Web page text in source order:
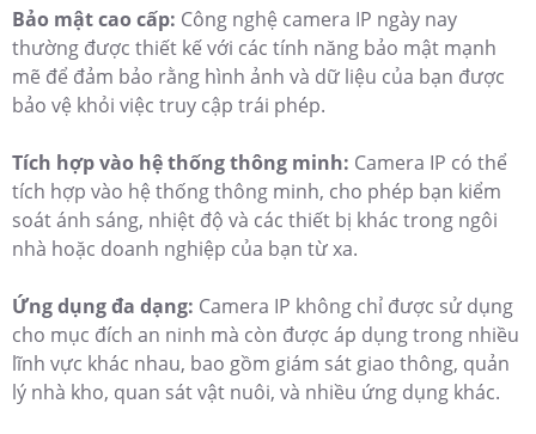
Bảo mật cao cấp: Công nghệ camera IP ngày nay
thường được thiết kế với các tính năng bảo mật mạnh
mẽ để đảm bảo rằng hình ảnh và dữ liệu của bạn được
bảo vệ khỏi việc truy cập trái phép.
Tích hợp vào hệ thống thông minh: Camera IP có thể
tích hợp vào hệ thống thông minh, cho phép bạn kiểm
soát ánh sáng, nhiệt độ và các thiết bị khác trong ngôi
nhà hoặc doanh nghiệp của bạn từ xa.
Ứng dụng đa dạng: Camera IP không chỉ được sử dụng
cho mục đích an ninh mà còn được áp dụng trong nhiều
lĩnh vực khác nhau, bao gồm giám sát giao thông, quản
lý nhà kho, quan sát vật nuôi, và nhiều ứng dụng khác.